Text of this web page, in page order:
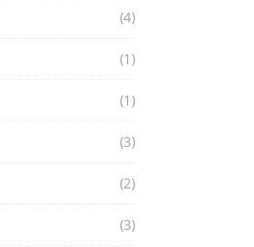
(4)
(1)
(1)
(3)
(2)
(3)